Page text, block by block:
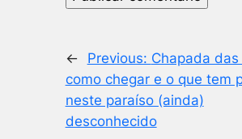
← Previous: Chapada das
como chegar e o que tem
neste paraíso (ainda)
desconhecido